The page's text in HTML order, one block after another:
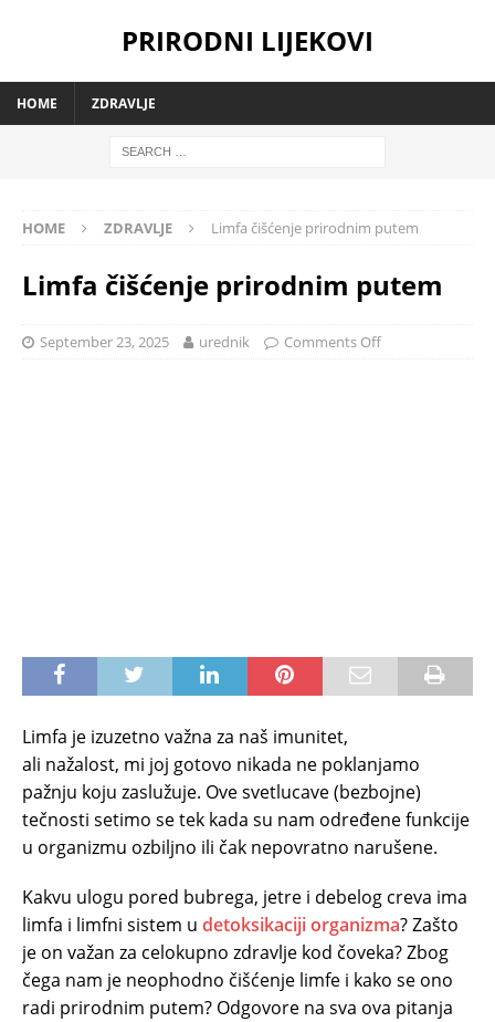
PRIRODNI LIJEKOVI
HOME ZDRAVLJE
HOME ZDRAVLJE Limfa čišćenje prirodnim putem
Limfa čišćenje prirodnim putem
September 23, 2025 urednik Comments Off
Limfa je izuzetno važna za naš imunitet,
ali nažalost, mi joj gotovo nikada ne poklanjamo
pažnju koju zaslužuje. Ove svetlucave (bezbojne)
tečnosti setimo se tek kada su nam određene funkcije
u organizmu ozbiljno ili čak nepovratno narušene.
Kakvu ulogu pored bubrega, jetre i debelog creva ima
limfa i limfni sistem u detoksikaciji organizma? Zašto
je on važan za celokupno zdravlje kod čoveka? Zbog
čega nam je neophodno čišćenje limfe i kako se ono
radi prirodnim putem? Odgovore na sva ova pitanja